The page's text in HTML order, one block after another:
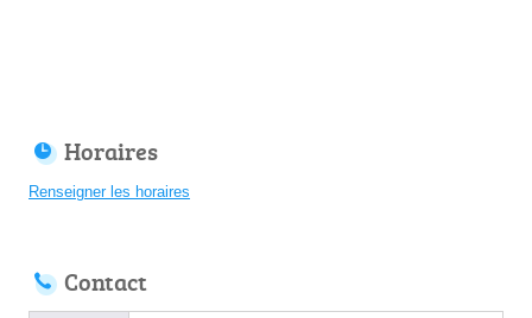
Horaires
Renseigner les horaires
Contact